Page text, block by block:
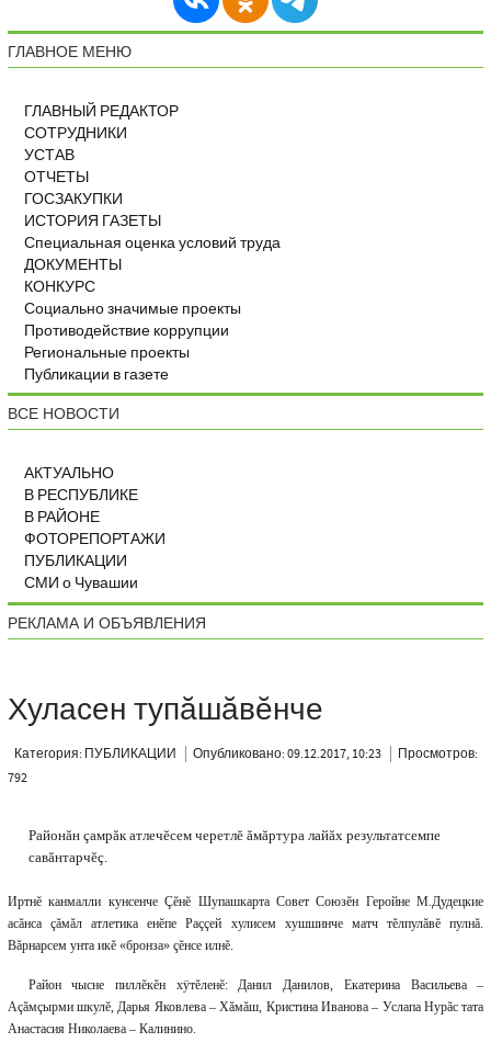
ГЛАВНОЕ МЕНЮ
ГЛАВНЫЙ РЕДАКТОР
СОТРУДНИКИ
УСТАВ
ОТЧЕТЫ
ГОСЗАКУПКИ
ИСТОРИЯ ГАЗЕТЫ
Специальная оценка условий труда
ДОКУМЕНТЫ
КОНКУРС
Социально значимые проекты
Противодействие коррупции
Региональные проекты
Публикации в газете
ВСЕ НОВОСТИ
АКТУАЛЬНО
В РЕСПУБЛИКЕ
В РАЙОНЕ
ФОТОРЕПОРТАЖИ
ПУБЛИКАЦИИ
СМИ о Чувашии
РЕКЛАМА И ОБЪЯВЛЕНИЯ
Хуласен тупăшăвĕнче
Категория: ПУБЛИКАЦИИ Опубликовано: 09.12.2017, 10:23
Просмотров:
792
Районăн çамрăк атлечĕсем черетлĕ ăмăртура лайăх результатсемпе
савăнтарчĕç.
Иртнĕ канмалли кунсенче Çĕнĕ Шупашкарта Совет Союзĕн Геройне М.Дудецкие
асăнса çăмăл атлетика енĕпе Раççей хулисем хушшинче матч тĕлпулăвĕ пулнă.
Вăрнарсем унта икĕ «бронза» çĕнсе илнĕ.
Район чысне пиллĕкĕн хÿтĕленĕ: Данил Данилов, Екатерина Васильева –
Аçăмçырми шкулĕ, Дарья Яковлева – Хăмăш, Кристина Иванова – Услапа Нурăс тата
Анастасия Николаева – Калинино.